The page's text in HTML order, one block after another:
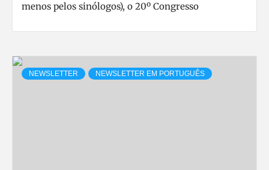
menos pelos sinólogos), o 20º Congresso
NEWSLETTER NEWSLETTER EM PORTUGUÊS